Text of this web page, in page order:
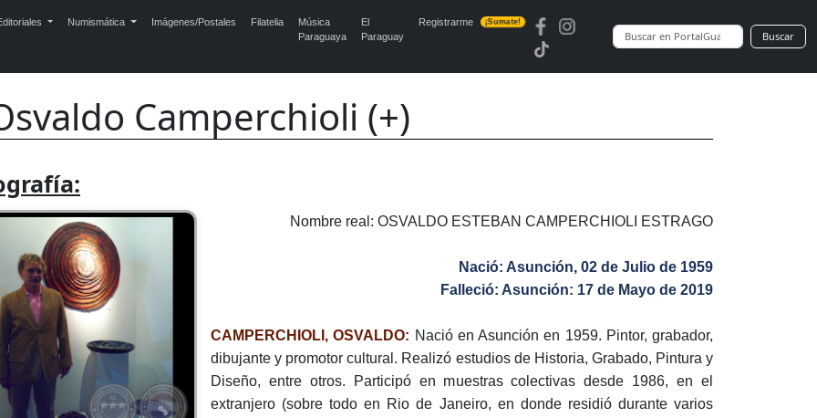
Numismática Imágenes/Postales Filatelia
Música
Paraguaya
El
Paraguay
Registrarme ¡Sumate!
Buscar
Camperchioli (+)
Nombre real: OSVALDO ESTEBAN CAMPERCHIOLI ESTRAGO
Nació: Asunción, 02 de Julio de 1959
Falleció: Asunción: 17 de Mayo de 2019
CAMPERCHIOLI, OSVALDO: Nació en Asunción en 1959. Pintor, grabador,
dibujante y promotor cultural. Realizó estudios de Historia, Grabado, Pintura y
Diseño, entre otros. Participó en muestras colectivas desde 1986, en el
extranjero (sobre todo en Rio de Janeiro, en donde residió durante varios